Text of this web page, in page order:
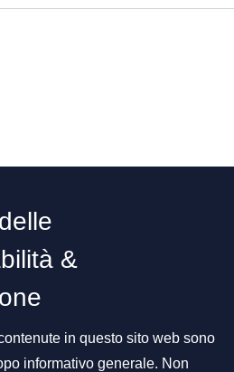
&
in questo sito web sono
informativo generale. Non